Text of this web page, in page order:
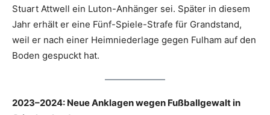
Stuart Attwell ein Luton-Anhänger sei. Später in diesem
Jahr erhält er eine Fünf-Spiele-Strafe für Grandstand,
weil er nach einer Heimniederlage gegen Fulham auf den
Boden gespuckt hat.
2023–2024: Neue Anklagen wegen Fußballgewalt in